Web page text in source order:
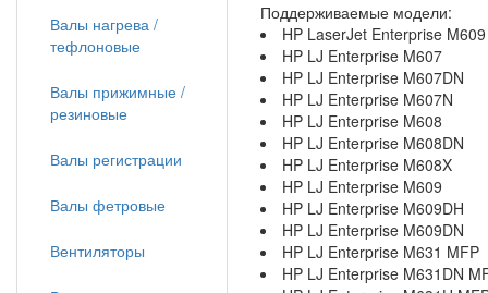
Поддерживаемые модели:
HP LaserJet Enterprise M609
HP LJ Enterprise M607
HP LJ Enterprise M607DN
HP LJ Enterprise M607N
HP LJ Enterprise M608
HP LJ Enterprise M608DN
HP LJ Enterprise M608X
HP LJ Enterprise M609
HP LJ Enterprise M609DH
HP LJ Enterprise M609DN
HP LJ Enterprise M631 MFP
HP LJ Enterprise M631DN
Валы нагрева /
тефлоновые
Валы прижимные /
резиновые
Валы регистрации
Валы фетровые
Вентиляторы